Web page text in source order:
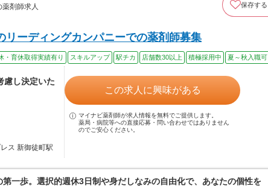
剤師求人
保存する
リーディングカンパニーでの薬剤師募集
・育休取得実績有り スキルアップ 駅チカ 店舗数30以上 積極採用中 夏～秋入職可
慮し決定いた
ス 新御徒町駅
この求人に興味がある
マイナビ薬剤師が求人情報を無料でご提供します。
薬局・病院等への直接応募・問い合わせではありません
のでご安心ください。
一歩。選択的週休3日制や身だしなみの自由化で、あなたの個性を